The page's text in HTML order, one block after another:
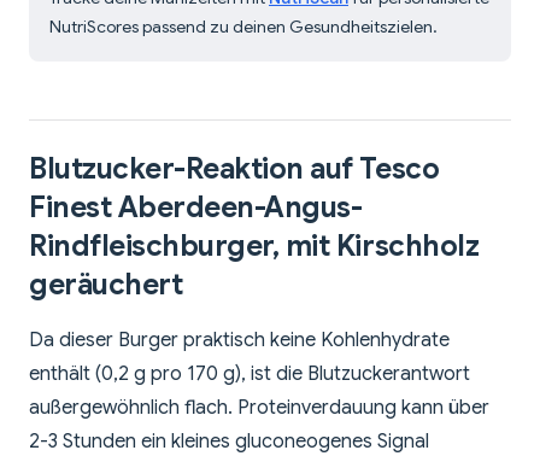
NutriScores passend zu deinen Gesundheitszielen.
Blutzucker-Reaktion auf Tesco
Finest Aberdeen-Angus-
Rindfleischburger, mit Kirschholz
geräuchert
Da dieser Burger praktisch keine Kohlenhydrate
enthält (0,2 g pro 170 g), ist die Blutzuckerantwort
außergewöhnlich flach. Proteinverdauung kann über
2-3 Stunden ein kleines gluconeogenes Signal